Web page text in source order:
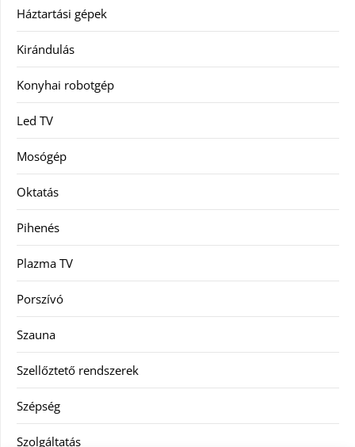
Háztartási gépek
Kirándulás
Konyhai robotgép
Led TV
Mosógép
Oktatás
Pihenés
Plazma TV
Porszívó
Szauna
Szellőztető rendszerek
Szépség
Szolgáltatás